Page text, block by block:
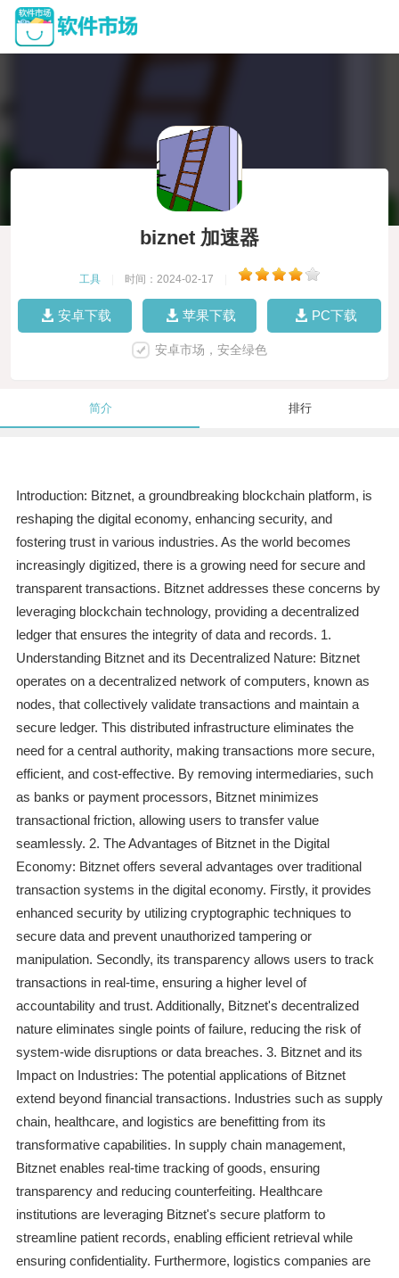
biznet 加速器
工具 时间：2024-02-17
安卓下载 苹果下载 PC下载
安卓市场，安全绿色
简介 排行
Introduction: Bitznet, a groundbreaking blockchain platform, is
reshaping the digital economy, enhancing security, and
fostering trust in various industries. As the world becomes
increasingly digitized, there is a growing need for secure and
transparent transactions. Bitznet addresses these concerns by
leveraging blockchain technology, providing a decentralized
ledger that ensures the integrity of data and records. 1.
Understanding Bitznet and its Decentralized Nature: Bitznet
operates on a decentralized network of computers, known as
nodes, that collectively validate transactions and maintain a
secure ledger. This distributed infrastructure eliminates the
need for a central authority, making transactions more secure,
efficient, and cost-effective. By removing intermediaries, such
as banks or payment processors, Bitznet minimizes
transactional friction, allowing users to transfer value
seamlessly. 2. The Advantages of Bitznet in the Digital
Economy: Bitznet offers several advantages over traditional
transaction systems in the digital economy. Firstly, it provides
enhanced security by utilizing cryptographic techniques to
secure data and prevent unauthorized tampering or
manipulation. Secondly, its transparency allows users to track
transactions in real-time, ensuring a higher level of
accountability and trust. Additionally, Bitznet's decentralized
nature eliminates single points of failure, reducing the risk of
system-wide disruptions or data breaches. 3. Bitznet and its
Impact on Industries: The potential applications of Bitznet
extend beyond financial transactions. Industries such as supply
chain, healthcare, and logistics are benefitting from its
transformative capabilities. In supply chain management,
Bitznet enables real-time tracking of goods, ensuring
transparency and reducing counterfeiting. Healthcare
institutions are leveraging Bitznet's secure platform to
streamline patient records, enabling efficient retrieval while
ensuring confidentiality. Furthermore, logistics companies are